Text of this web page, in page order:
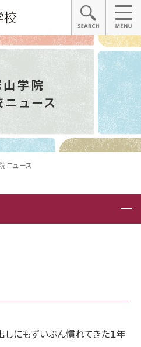
学院
ュース
ニュース
にもずいぶん慣れてきた１年